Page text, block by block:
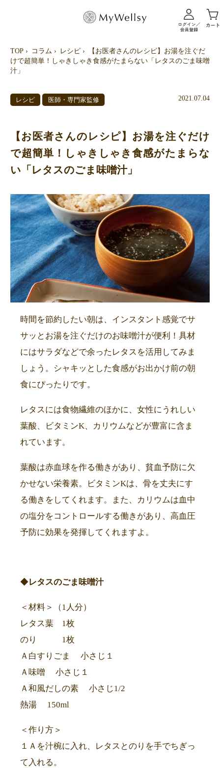
TOP コラム レシピ
【お医者さんのレシピ】お湯を注ぐだ
けで超簡単！しゃきしゃき食感がたまらない「レタスのごま味噌
汁」
レシピ 医師・専門家監修 2021.07.04
【お医者さんのレシピ】お湯を注ぐだけ
で超簡単！しゃきしゃき食感がたまらな
い「レタスのごま味噌汁」
時間を節約したい朝は、インスタント感覚でサ
サッとお湯を注ぐだけのお味噌汁が便利！具材
にはサラダなどで余ったレタスを活用してみま
しょう。シャキッとした食感がお出かけ前の朝
食にぴったりです。
レタスには食物繊維のほかに、女性にうれしい
葉酸、ビタミンK、カリウムなどが豊富に含ま
れています。
葉酸は赤血球を作る働きがあり、貧血予防に欠
かせない栄養素。ビタミンKは、骨を丈夫にす
る働きをしてくれます。また、カリウムは血中
の塩分をコントロールする働きがあり、高血圧
予防に効果を発揮してくれますよ。
◆レタスのごま味噌汁
＜材料＞（1人分）
レタス葉 1枚
のり 1枚
Ａ白すりごま 小さじ１
Ａ味噌 小さじ１
Ａ和風だしの素 小さじ1/2
熱湯 150ml
＜作り方＞
１Ａを汁椀に入れ、レタスとのりを手でちぎっ
て入れる。